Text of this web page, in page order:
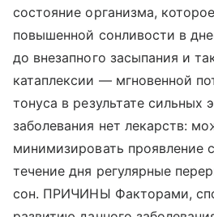
состояние организма,
повышенной сонливости в
до внезапного засыпания и
катаплексии — мгновенной
тонуса в результате сильных
заболевания нет лекарств:
минимизировать проявление
течение дня регулярные
сон. ПРИЧИНЫ Факторами,